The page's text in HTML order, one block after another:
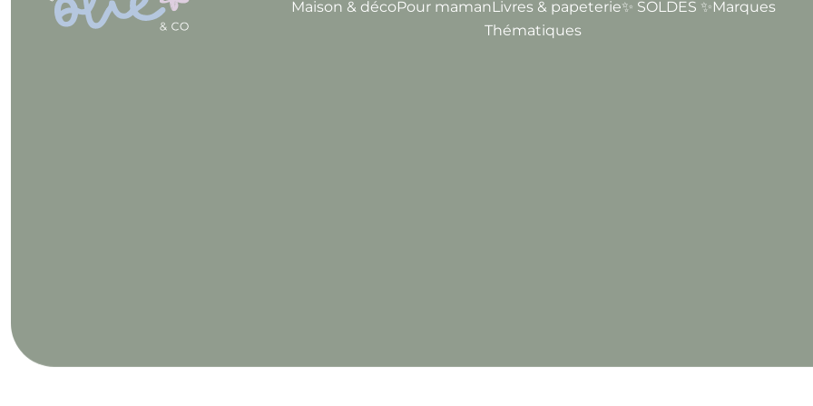
Maison & décoPour mamanLivres & papeterie✨ SOLDES ✨Marques
Thématiques